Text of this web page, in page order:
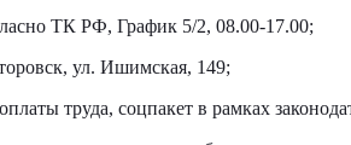
ТК РФ, График 5/2, 08.00-17.00;
ул. Ишимская, 149;
труда, соцпакет в рамках